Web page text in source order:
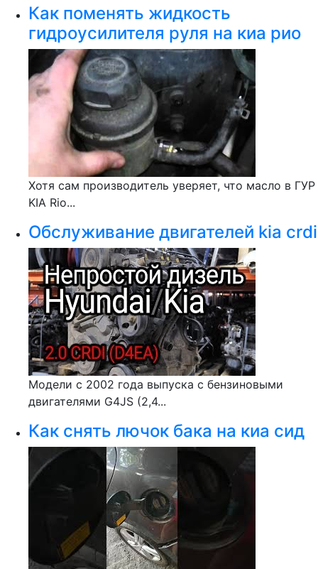
Как поменять жидкость
гидроусилителя руля на киа рио
Хотя сам производитель уверяет, что масло в ГУР
KIA Rio...
Обслуживание двигателей kia crdi
Модели с 2002 года выпуска с бензиновыми
двигателями G4JS (2,4...
Как снять лючок бака на киа сид